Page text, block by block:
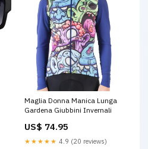
Maglia Donna Manica Lunga
Gardena Giubbini Invernali
US$ 74.95
★★★★★ 4.9 (20 reviews)